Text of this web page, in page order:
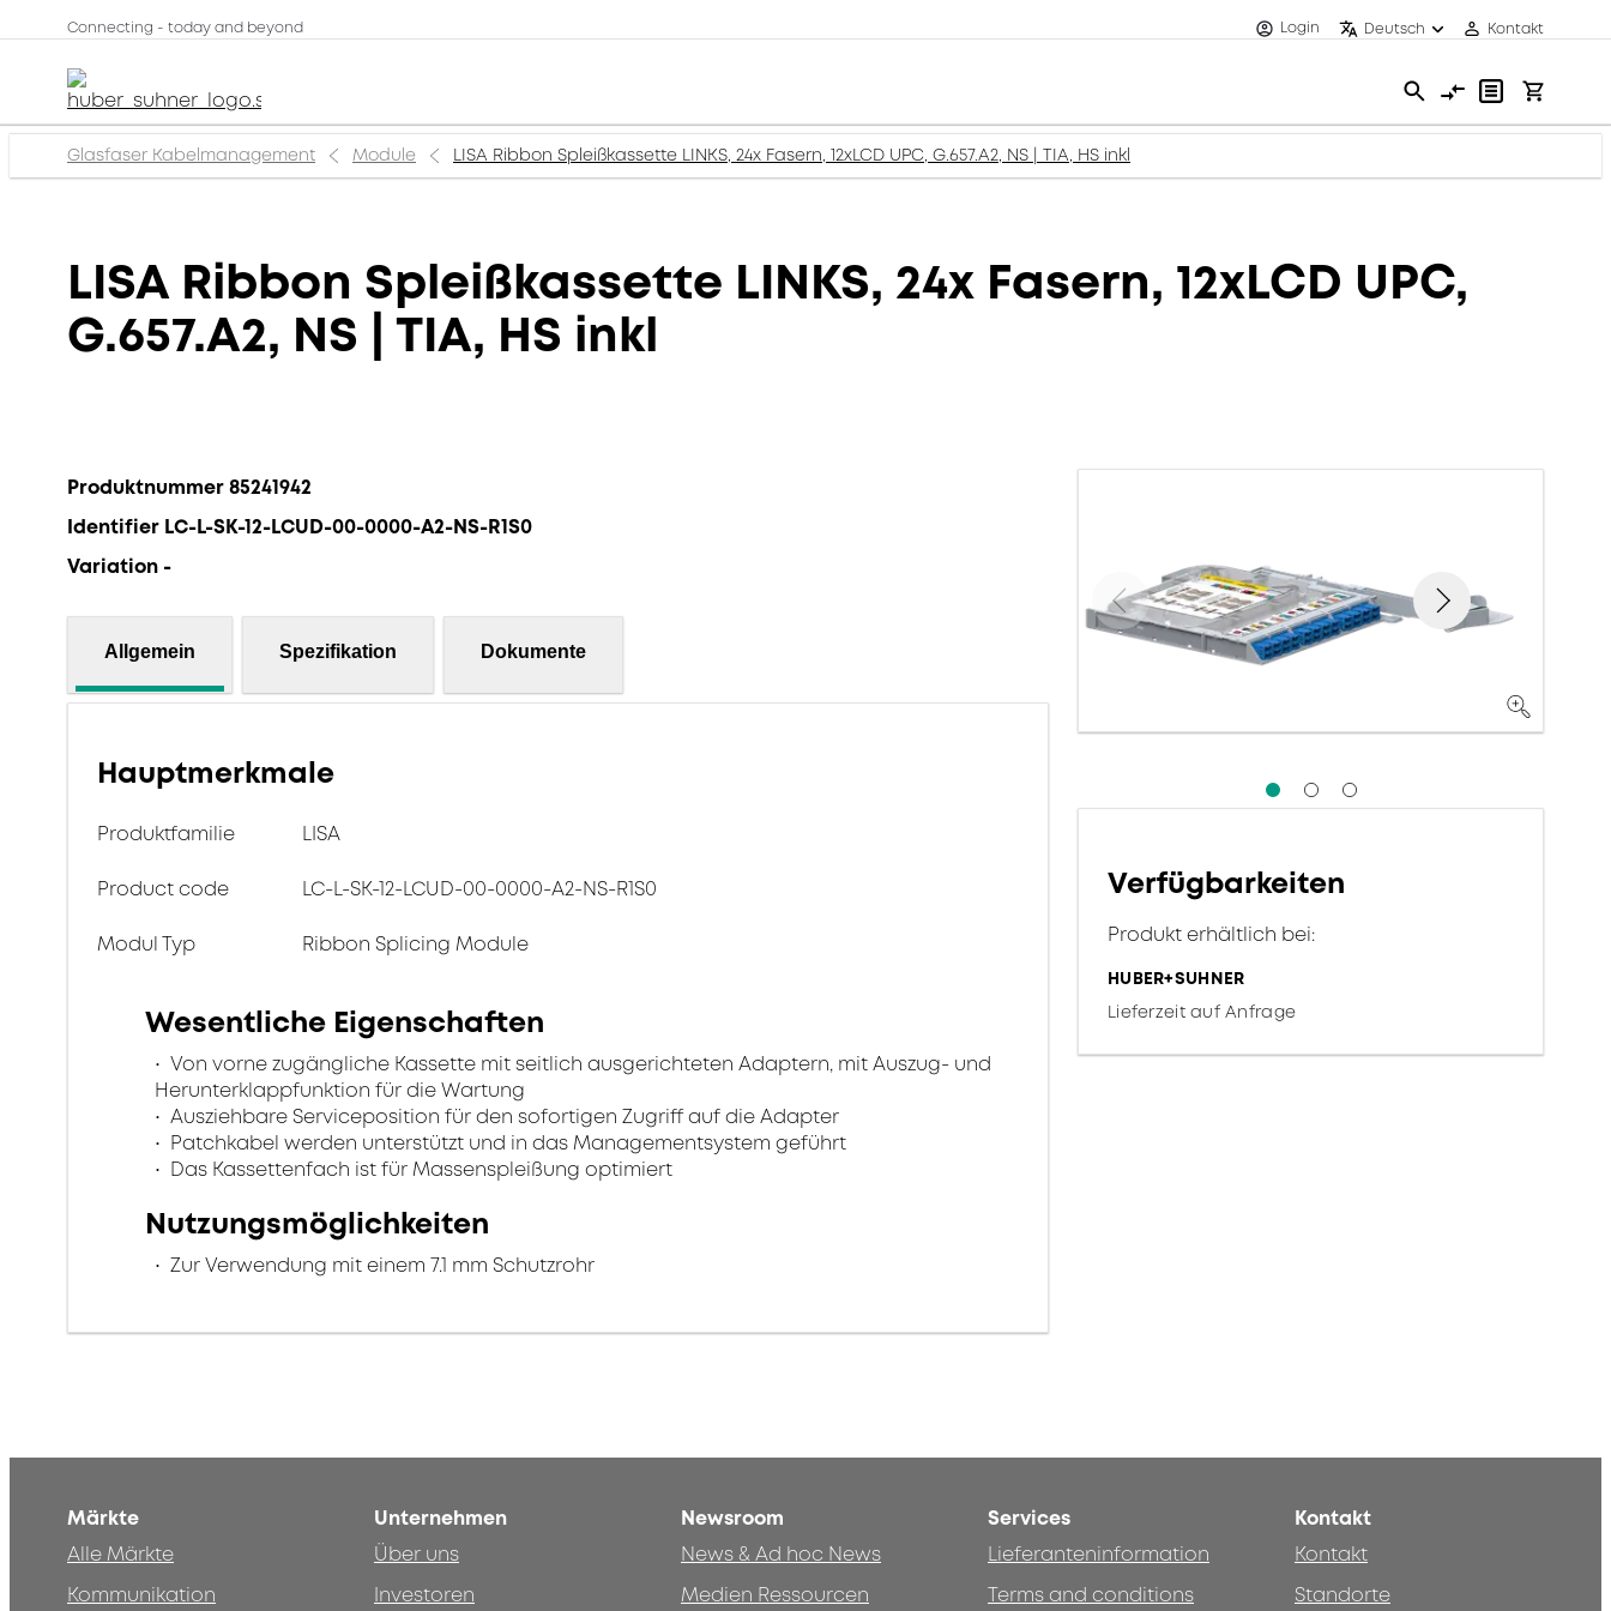
Connecting - today and beyond Login Deutsch Kontakt
Glasfaser Kabelmanagement Module LISA Ribbon Spleißkassette LINKS, 24x Fasern, 12xLCD UPC, G.657.A2, NS | TIA, HS inkl
LISA Ribbon Spleißkassette LINKS, 24x Fasern, 12xLCD UPC,
G.657.A2, NS | TIA, HS inkl
Produktnummer 85241942
Identifier LC-L-SK-12-LCUD-00-0000-A2-NS-R1S0
Variation -
Allgemein Spezifikation Dokumente
Hauptmerkmale
Produktfamilie LISA
Product code LC-L-SK-12-LCUD-00-0000-A2-NS-R1S0
Modul Typ Ribbon Splicing Module
Wesentliche Eigenschaften
Von vorne zugängliche Kassette mit seitlich ausgerichteten Adaptern, mit Auszug- und
Herunterklappfunktion für die Wartung
Ausziehbare Serviceposition für den sofortigen Zugriff auf die Adapter
Patchkabel werden unterstützt und in das Managementsystem geführt
Das Kassettenfach ist für Massenspleißung optimiert
Nutzungsmöglichkeiten
Zur Verwendung mit einem 7.1 mm Schutzrohr
Verfügbarkeiten
Produkt erhältlich bei:
HUBER+SUHNER
Lieferzeit auf Anfrage
Märkte
Alle Märkte
Kommunikation
Unternehmen
Über uns
Investoren
Newsroom
News & Ad hoc News
Medien Ressourcen
Services
Lieferanteninformation
Terms and conditions
Kontakt
Kontakt
Standorte